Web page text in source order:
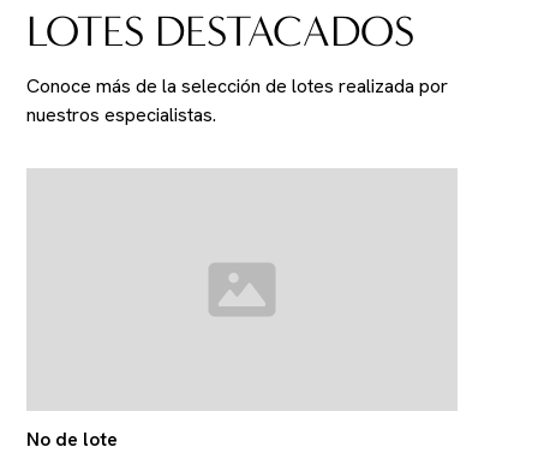
LOTES DESTACADOS
Conoce más de la selección de lotes realizada por
nuestros especialistas.
No de lote